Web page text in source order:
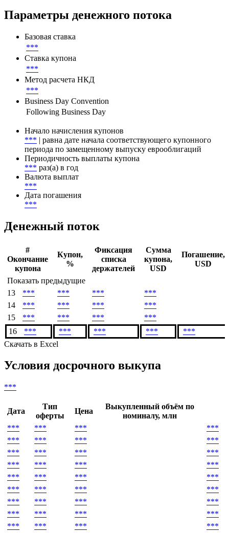
Параметры денежного потока
Базовая ставка
***
Ставка купона
***
Метод расчета НКД
***
Business Day Convention
Following Business Day
Начало начисления купонов
*** | равна дате начала соответствующего купонного
периода по замещенному выпуску еврооблигаций
Периодичность выплаты купона
*** раз(а) в год
Валюта выплат
***
Дата погашения
***
Денежный поток
#
Окончание
купона
Купон,
%
Фиксация
списка
держателей
Сумма
купона,
USD
Погашение,
USD
Показать предыдущие
13
*** *** ***
***
14
*** *** ***
***
15
*** *** ***
***
16
*** *** *** ***
***
Скачать в Excel
Условия досрочного выкупа
***
Дата
Тип
оферты
Цена
Выкупленный объём по
номиналу, млн
***
*** ***
***
***
*** ***
***
***
*** ***
***
***
*** ***
***
***
*** ***
***
***
*** ***
***
***
*** ***
***
***
*** ***
***
***
*** ***
***